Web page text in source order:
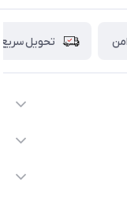
تحویل سریع